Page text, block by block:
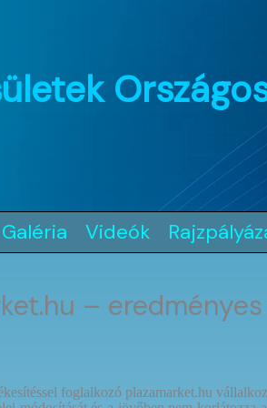
Galéria Videók
–
foglalkozó plazamarket.hu